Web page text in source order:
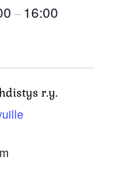
– 16:00
r.y.